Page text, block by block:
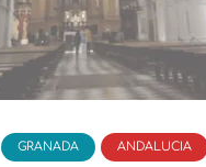
GRANADA ANDALUCIA